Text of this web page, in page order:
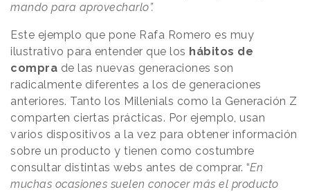
mando para aprovecharlo”.
Este ejemplo que pone Rafa Romero es muy
ilustrativo para entender que los hábitos de
compra de las nuevas generaciones son
radicalmente diferentes a los de generaciones
anteriores. Tanto los Millenials como la Generación Z
comparten ciertas prácticas. Por ejemplo, usan
varios dispositivos a la vez para obtener información
sobre un producto y tienen como costumbre
consultar distintas webs antes de comprar. “En
muchas ocasiones suelen conocer más el producto